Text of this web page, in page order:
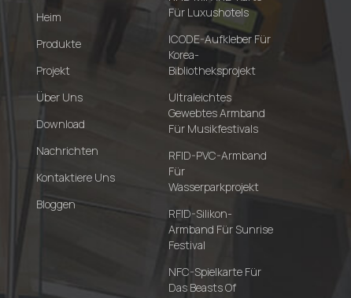
Heim
Produkte
Projekt
Über Uns
Download
Nachrichten
Kontaktiere Uns
Bloggen
Für Luxushotels
ICODE-Aufkleber Für
Korea-
Bibliotheksprojekt
Ultraleichtes
Gewebtes Armband
Für Musikfestivals
RFID-PVC-Armband
Für
Wasserparkprojekt
RFID-Silikon-
Armband Für Sunrise
Festival
NFC-Spielkarte Für
Das Beasts Of